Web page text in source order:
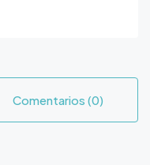
Comentarios (0)